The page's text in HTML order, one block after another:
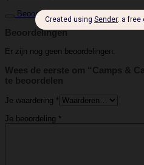
Beoordelingen (0)
Beoordelingen
Er zijn nog geen beoordelingen.
Wees de eerste om “Camps &
te beoordelen
Je waardering *
Je beoordeling *